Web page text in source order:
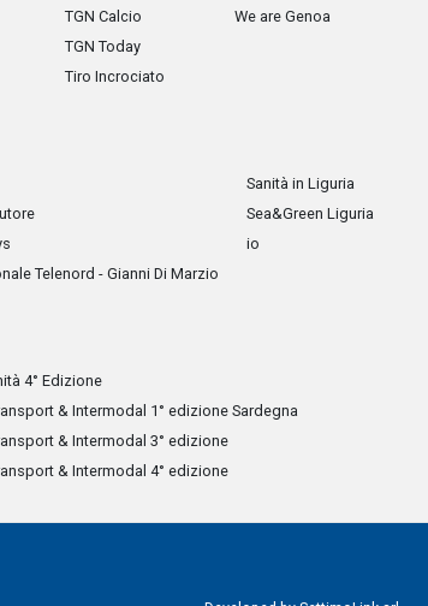
TGN Calcio
TGN Today
Tiro Incrociato
We are Genoa
Telenord - Gianni Di Marzio
Sanità in Liguria
Sea&Green Liguria
io
4° Edizione
& Intermodal 1° edizione Sardegna
& Intermodal 3° edizione
& Intermodal 4° edizione